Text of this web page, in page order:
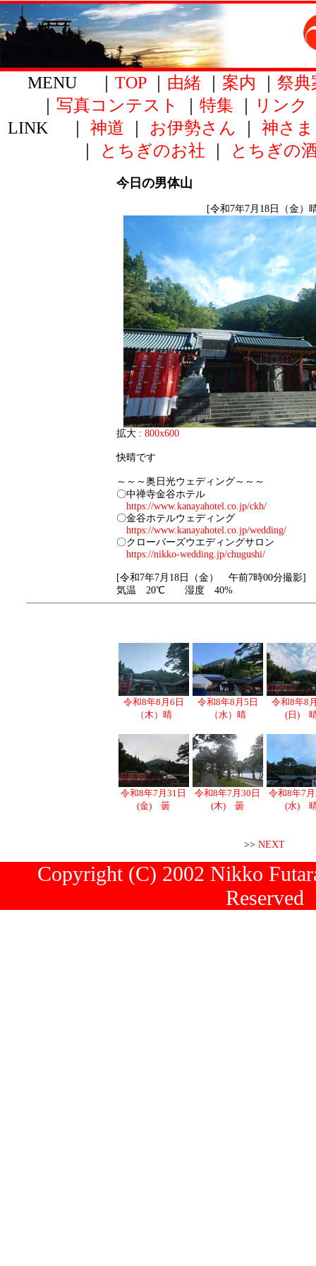
MENU ｜ TOP｜ 由緒 案内
祭典
写真コンテスト 特集 リンク
LINK ｜ 神道 お伊勢さん 神さま
とちぎのお社 とちぎの
今日の男体山
[令和7年7月18日（金）
拡大 : 800x600
快晴です
～～～奥日光ウェディング～～～
〇中禅寺金谷ホテル
https://www.kanayahotel.co.jp/ckh/
〇金谷ホテルウェディング
https://www.kanayahotel.co.jp/wedding/
〇クローバーズウエディングサロン
https://nikko-wedding.jp/chugushi/
[令和7年7月18日（金） 午前7時00分撮影]
気温 20℃ 湿度 40%
令和8年8月6日
（木）晴
令和8年8月5日
（水）晴
令和8年8
(日)
令和8年7月31日
(金) 曇
令和8年7月30日
(木) 曇
令和8年7
(水)
>> NEXT
Copyright (C) 2002 Nikko
Reserved